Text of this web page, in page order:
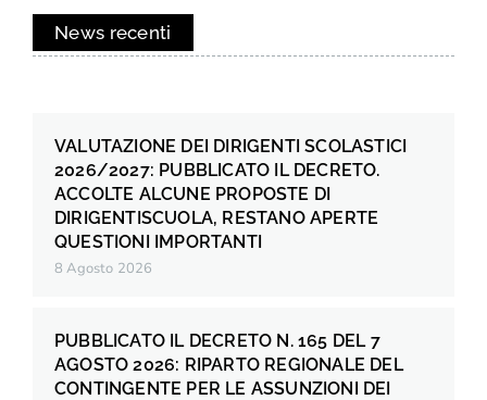
News recenti
VALUTAZIONE DEI DIRIGENTI SCOLASTICI
2026/2027: PUBBLICATO IL DECRETO.
ACCOLTE ALCUNE PROPOSTE DI
DIRIGENTISCUOLA, RESTANO APERTE
QUESTIONI IMPORTANTI
8 Agosto 2026
PUBBLICATO IL DECRETO N. 165 DEL 7
AGOSTO 2026: RIPARTO REGIONALE DEL
CONTINGENTE PER LE ASSUNZIONI DEI